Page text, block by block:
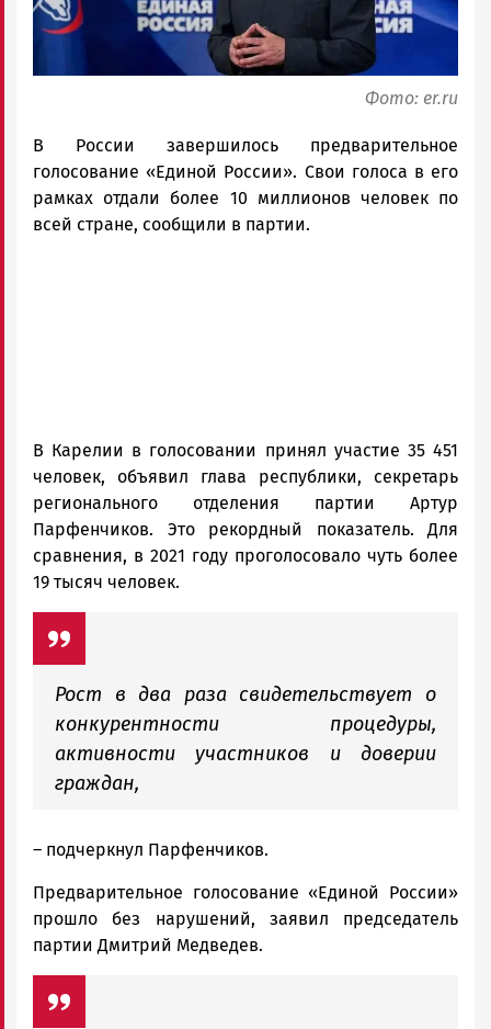
Фото: er.ru
В России завершилось предварительное
голосование «Единой России». Свои голоса в его
рамках отдали более 10 миллионов человек по
всей стране, сообщили в партии.
В Карелии в голосовании принял участие 35 451
человек, объявил глава республики, секретарь
регионального отделения партии Артур
Парфенчиков. Это рекордный показатель. Для
сравнения, в 2021 году проголосовало чуть более
19 тысяч человек.
Рост в два раза свидетельствует о
конкурентности процедуры,
активности участников и доверии
граждан,
– подчеркнул Парфенчиков.
Предварительное голосование «Единой России»
прошло без нарушений, заявил председатель
партии Дмитрий Медведев.